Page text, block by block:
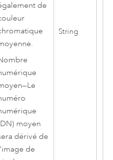
de
—Le
moyen
dérivé de
de
String